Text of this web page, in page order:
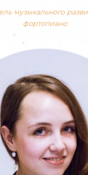
музыкального
фортопиано